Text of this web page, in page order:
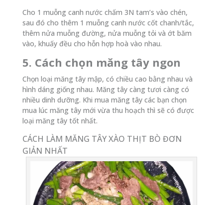
Cho 1 muỗng canh nước chấm 3N tam’s vào chén,
sau đó cho thêm 1 muỗng canh nước cốt chanh/tắc,
thêm nửa muỗng đường, nửa muỗng tỏi và ớt băm
vào, khuấy đều cho hỗn hợp hoà vào nhau.
5. Cách chọn măng tây ngon
Chọn loại măng tây mập, có chiều cao bằng nhau và
hình dáng giống nhau. Măng tây càng tươi càng có
nhiều dinh dưỡng. Khi mua măng tây các bạn chọn
mua lúc măng tây mới vừa thu hoạch thì sẽ có được
loại măng tây tốt nhất.
CÁCH LÀM MĂNG TÂY XÀO THỊT BÒ ĐƠN
GIẢN NHẤT